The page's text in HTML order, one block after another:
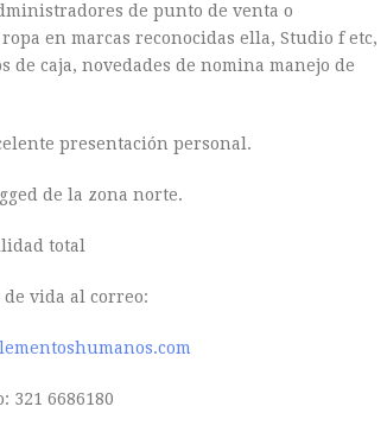
de punto de venta o
en marcas reconocidas ella, Studio f etc,
caja, novedades de nomina manejo de
presentación personal.
de la zona norte.
total
vida al correo:
321 6686180